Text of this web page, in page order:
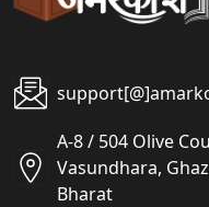
A-8 / 504 Olive
Vasundhara,
Bharat